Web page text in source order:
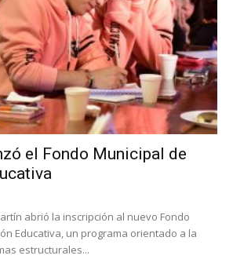
el Fondo Municipal de
abrió la inscripción al nuevo Fondo
Educativa, un programa orientado a la
estructurales...